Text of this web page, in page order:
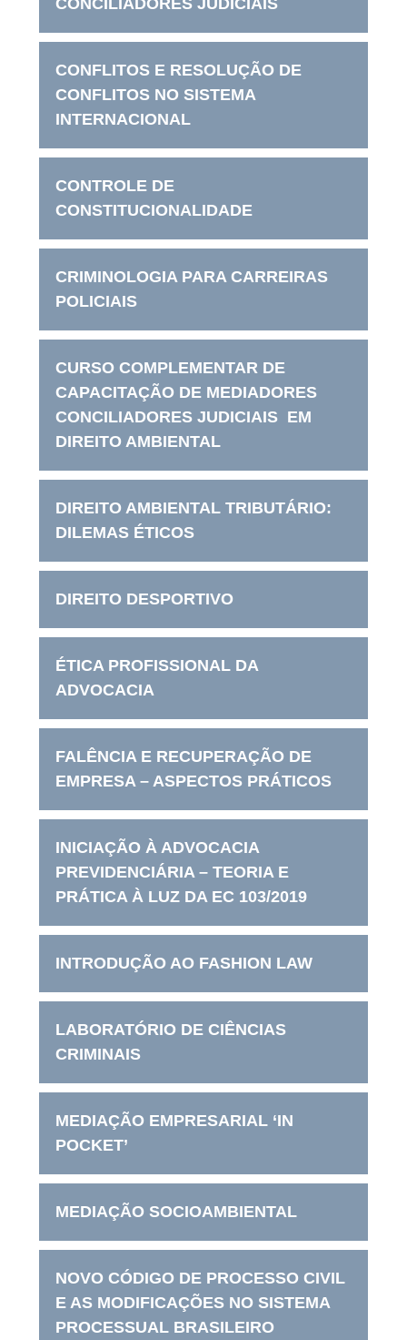
CONCILIADORES JUDICIAIS
CONFLITOS E RESOLUÇÃO DE
CONFLITOS NO SISTEMA
INTERNACIONAL
CONTROLE DE
CONSTITUCIONALIDADE
CRIMINOLOGIA PARA CARREIRAS
POLICIAIS
CURSO COMPLEMENTAR DE
CAPACITAÇÃO DE MEDIADORES
CONCILIADORES JUDICIAIS EM
DIREITO AMBIENTAL
DIREITO AMBIENTAL TRIBUTÁRIO:
DILEMAS ÉTICOS
DIREITO DESPORTIVO
ÉTICA PROFISSIONAL DA
ADVOCACIA
FALÊNCIA E RECUPERAÇÃO DE
EMPRESA – ASPECTOS PRÁTICOS
INICIAÇÃO À ADVOCACIA
PREVIDENCIÁRIA – TEORIA E
PRÁTICA À LUZ DA EC 103/2019
INTRODUÇÃO AO FASHION LAW
LABORATÓRIO DE CIÊNCIAS
CRIMINAIS
MEDIAÇÃO EMPRESARIAL ‘IN
POCKET’
MEDIAÇÃO SOCIOAMBIENTAL
NOVO CÓDIGO DE PROCESSO CIVIL
E AS MODIFICAÇÕES NO SISTEMA
PROCESSUAL BRASILEIRO